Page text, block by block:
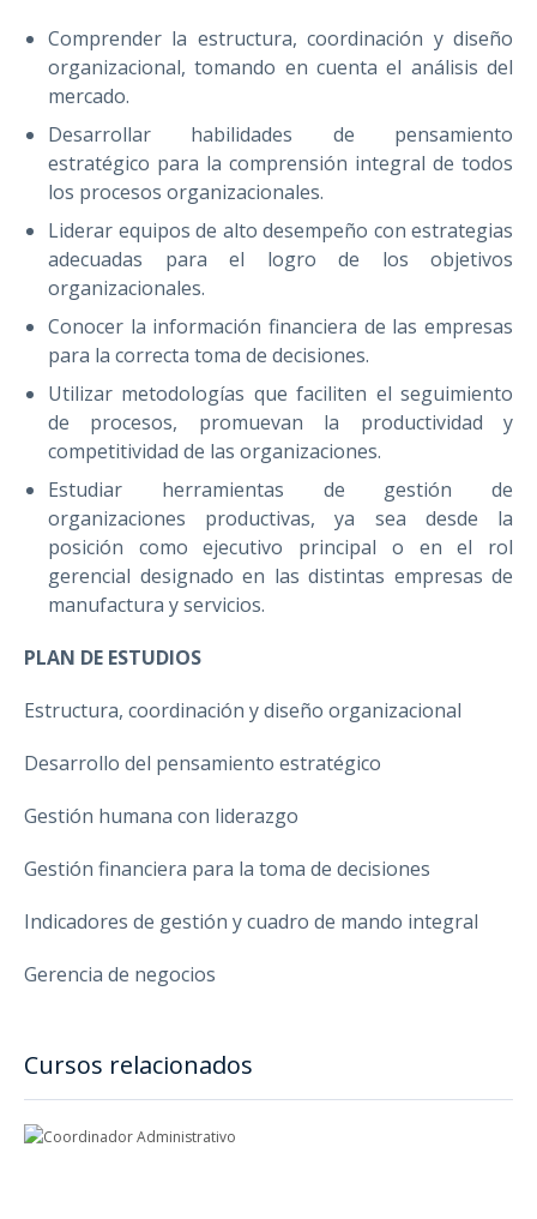
Comprender la estructura, coordinación y diseño
organizacional, tomando en cuenta el análisis del
mercado.
Desarrollar habilidades de pensamiento
estratégico para la comprensión integral de todos
los procesos organizacionales.
Liderar equipos de alto desempeño con estrategias
adecuadas para el logro de los objetivos
organizacionales.
Conocer la información financiera de las empresas
para la correcta toma de decisiones.
Utilizar metodologías que faciliten el seguimiento
de procesos, promuevan la productividad y
competitividad de las organizaciones.
Estudiar herramientas de gestión de
organizaciones productivas, ya sea desde la
posición como ejecutivo principal o en el rol
gerencial designado en las distintas empresas de
manufactura y servicios.
PLAN DE ESTUDIOS
Estructura, coordinación y diseño organizacional
Desarrollo del pensamiento estratégico
Gestión humana con liderazgo
Gestión financiera para la toma de decisiones
Indicadores de gestión y cuadro de mando integral
Gerencia de negocios
Cursos relacionados